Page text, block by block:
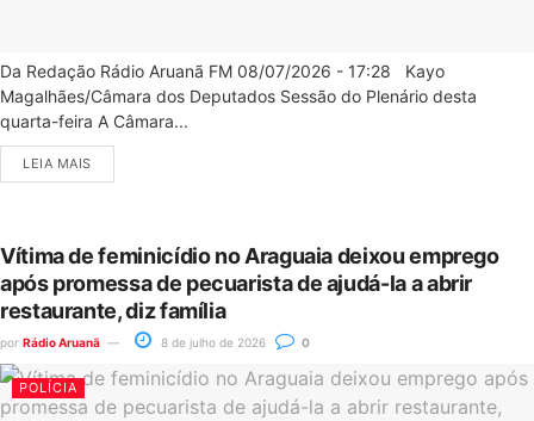
Da Redação Rádio Aruanã FM 08/07/2026 - 17:28 Kayo
Magalhães/Câmara dos Deputados Sessão do Plenário desta
quarta-feira A Câmara...
LEIA MAIS
Vítima de feminicídio no Araguaia deixou emprego
após promessa de pecuarista de ajudá-la a abrir
restaurante, diz família
por Rádio Aruanã 8 de julho de 2026 0
POLÍCIA